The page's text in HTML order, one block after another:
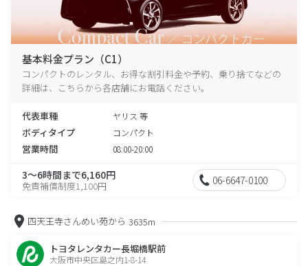
基本料金プラン（C1）
コンパクトのレンタル、お得な割引料金や予約、乗り捨てなどの
詳細は、こちらから各店舗にお電話ください。
代表車種 ヤリス 等
ボディタイプ コンパクト
営業時間 08:00-20:00
3～6時間まで6,160円
免責補償制度1,100円 06-6647-0100
四天王寺さんめい苑から 3635m
トヨタレンタカー長堀橋駅前
大阪市中央区島之内1-8-14